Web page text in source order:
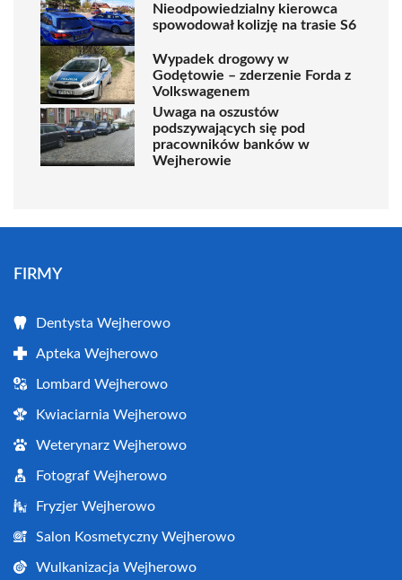
Nieodpowiedzialny kierowca
spowodował kolizję na trasie S6
Wypadek drogowy w
Godętowie – zderzenie Forda z
Volkswagenem
Uwaga na oszustów
podszywających się pod
pracowników banków w
Wejherowie
FIRMY
Dentysta Wejherowo
Apteka Wejherowo
Lombard Wejherowo
Kwiaciarnia Wejherowo
Weterynarz Wejherowo
Fotograf Wejherowo
Fryzjer Wejherowo
Salon Kosmetyczny Wejherowo
Wulkanizacja Wejherowo